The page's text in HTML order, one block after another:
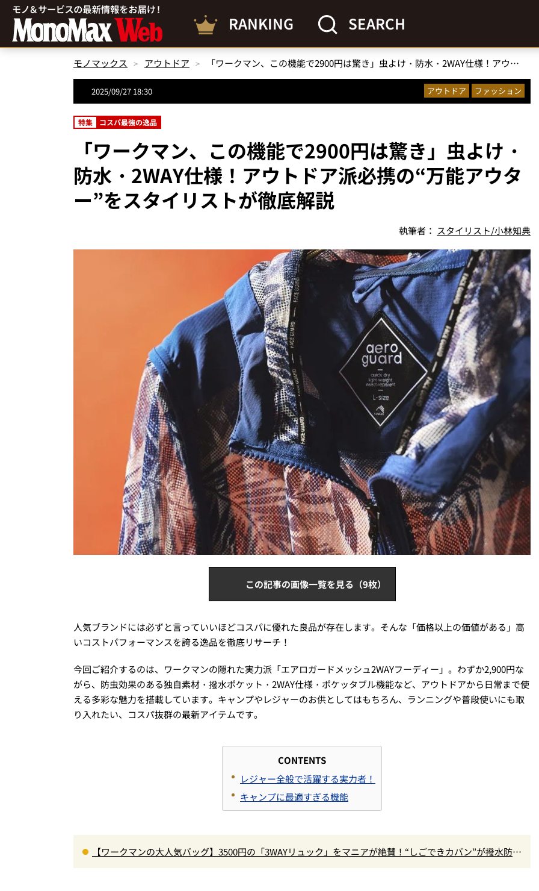
RANKING SEARCH
モノマックス アウトドア 「ワークマン、この機能で2900円は驚き」虫よけ・防水・2WAY仕様！アウトドア派必携の“万能アウター”をスタイリストが徹底解説
2025/09/27 18:30 アウトドア ファッション
特集 コスパ最強の逸品
「ワークマン、この機能で2900円は驚き」虫よけ・
防水・2WAY仕様！アウトドア派必携の“万能アウタ
ー”をスタイリストが徹底解説
執筆者： スタイリスト/小林知典
この記事の画像一覧を見る（9枚）
人気ブランドには必ずと言っていいほどコスパに優れた良品が存在します。そんな「価格以上の価値がある」高
いコストパフォーマンスを誇る逸品を徹底リサーチ！
今回ご紹介するのは、ワークマンの隠れた実力派「エアロガードメッシュ2WAYフーディー」。わずか2,900円な
がら、防虫効果のある独自素材・撥水ポケット・2WAY仕様・ポケッタブル機能など、アウトドアから日常まで使
える多彩な魅力を搭載しています。キャンプやレジャーのお供としてはもちろん、ランニングや普段使いにも取
り入れたい、コスパ抜群の最新アイテムです。
CONTENTS
レジャー全般で活躍する実力者！
キャンプに最適すぎる機能
【ワークマンの大人気バッグ】3500円の「3WAYリュック」をマニアが絶賛！“しごできカバン”が撥水防汚